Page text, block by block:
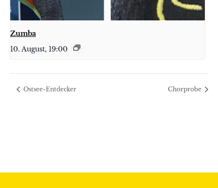
Zumba
10. August, 19:00
Ostsee-Entdecker Chorprobe